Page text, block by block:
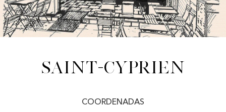
Saint-Cyprien
COORDENADAS